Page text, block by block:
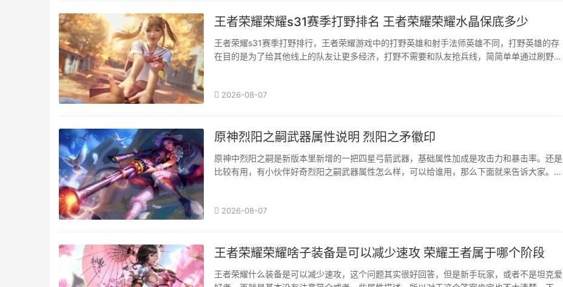
王者荣耀荣耀s31赛季打野排名 王者荣耀荣耀水晶保底多少
王者荣耀s31赛季打野排行，王者荣耀游戏中的打野英雄和射手法师英雄不同，打野英雄的存
在目的是为了给其他线上的队友让更多经济，打野不需要和队友抢兵线，简简单单通过刷野也
2026-08-07
原神烈阳之嗣武器属性说明 烈阳之矛徽印
原神中烈阳之嗣是新版本里新增的一把四星弓箭武器，基础属性加成是攻击力和暴击率。还是
比较有用，有小伙伴好奇烈阳之嗣武器属性怎么样，可以给谁用，那么下面就来告诉大家。原
2026-08-07
王者荣耀荣耀啥子装备是可以减少速攻 荣耀王者属于哪个阶段
王者荣耀什么装备是可以减少速攻，这个问题其实很好回答，但是新手玩家，或者不是坦克爱